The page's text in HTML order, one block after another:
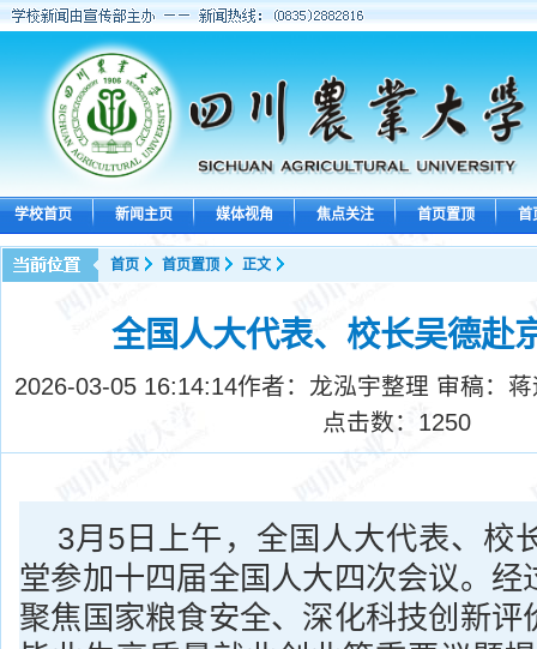
学校首页 新闻主页 媒体视角 焦点关注 首页置顶 首
首页 首页置顶 正文
全国人大代表、校长吴德赴
2026-03-05 16:14:14作者：龙泓宇整理 审稿：
点击数： 1250
3月5日上午，全国人大代表、校
堂参加十四届全国人大四次会议。经
聚焦国家粮食安全、深化科技创新评